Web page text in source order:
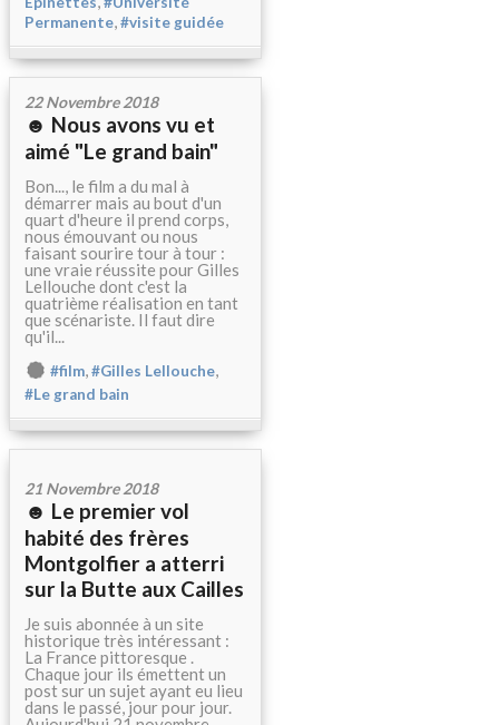
Permanente,#visite guidée
22 Novembre 2018
☻ Nous avons vu et
aimé "Le grand bain"
Bon..., le film a du mal à
démarrer mais au bout d'un
quart d'heure il prend corps,
nous émouvant ou nous
faisant sourire tour à tour :
une vraie réussite pour Gilles
Lellouche dont c'est la
quatrième réalisation en tant
que scénariste. Il faut dire
qu'il...
#film,#Gilles Lellouche,
#Le grand bain
21 Novembre 2018
☻ Le premier vol
habité des frères
Montgolfier a atterri
sur la Butte aux Cailles
Je suis abonnée à un site
historique très intéressant :
La France pittoresque .
Chaque jour ils émettent un
post sur un sujet ayant eu lieu
dans le passé, jour pour jour.